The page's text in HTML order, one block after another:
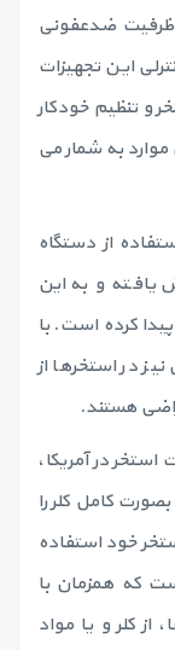
ضدعفونی
این تجهیزات
و تنظیم خودکار
موارد به شمار می
از دستگاه
یافته و به این
90 درصد کاهش پیدا کرده است. با
در استخرها از
هستند.
در آمریکا،
کامل کلر را
خود استفاده
که همزمان با
از کلر و یا مواد